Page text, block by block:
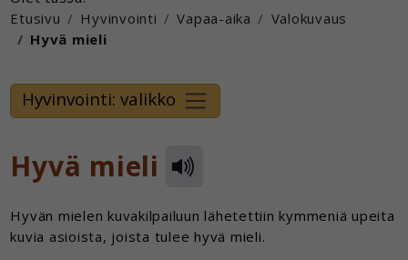
Etusivu
Hyvinvointi Vapaa-aika
Valokuvaus
Hyvä mieli
Hyvinvointi: valikko
Hyvä mieli
Hyvän mielen kuvakilpailuun lähetettiin kymmeniä upeita
kuvia asioista, joista tulee hyvä mieli.